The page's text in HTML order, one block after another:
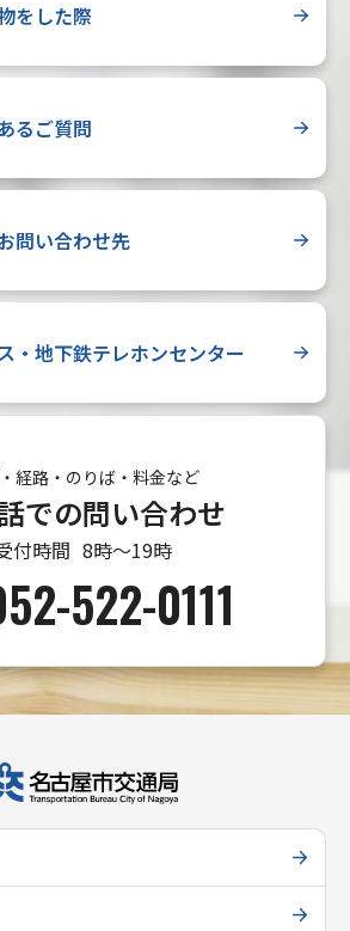
をした際
るご質問
問い合わせ先
・地下鉄テレホンセンター
経路・のりば・料金など
での問い合わせ
付時間 8時〜19時
522-0111